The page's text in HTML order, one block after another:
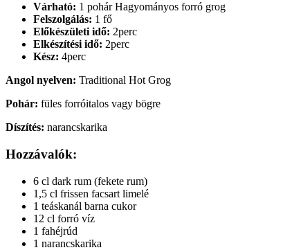
Várható: 1 pohár Hagyományos forró grog
Felszolgálás: 1 fő
Előkészületi idő: 2perc
Elkészítési idő: 2perc
Kész: 4perc
Angol nyelven: Traditional Hot Grog
Pohár: füles forróitalos vagy bögre
Díszítés: narancskarika
Hozzávalók:
6 cl dark rum (fekete rum)
1,5 cl frissen facsart limelé
1 teáskanál barna cukor
12 cl forró víz
1 fahéjrúd
1 narancskarika